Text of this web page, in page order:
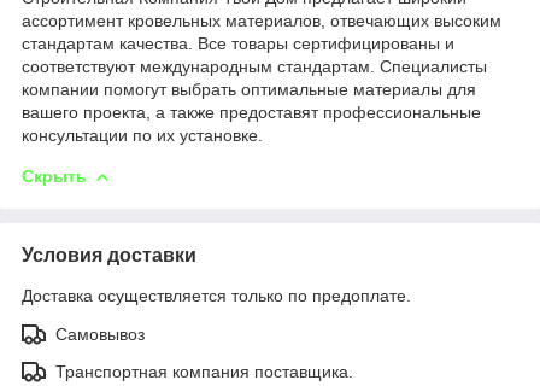
ассортимент кровельных материалов, отвечающих высоким
стандартам качества. Все товары сертифицированы и
соответствуют международным стандартам. Специалисты
компании помогут выбрать оптимальные материалы для
вашего проекта, а также предоставят профессиональные
консультации по их установке.
Скрыть
Условия доставки
Доставка осуществляется только по предоплате.
Самовывоз
Транспортная компания поставщика.